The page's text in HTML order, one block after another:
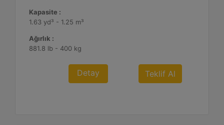
Kapasite :
1.63 yd³ - 1.25 m³
Ağırlık :
881.8 lb - 400 kg
Detay Teklif Al